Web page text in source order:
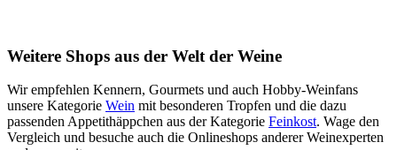
Weitere Shops aus der Welt der Weine
Wir empfehlen Kennern, Gourmets und auch Hobby-Weinfans
unsere Kategorie Wein mit besonderen Tropfen und die dazu
passenden Appetithäppchen aus der Kategorie Feinkost. Wage den
Vergleich und besuche auch die Onlineshops anderer Weinexperten